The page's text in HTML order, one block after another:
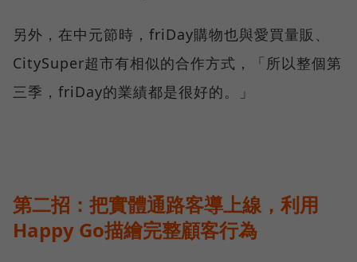
另外，在中元節時，friDay購物也與愛買量販、
CitySuper超市有相似的合作方式，「所以整個第
三季，friDay的業績都是很好的。」
第二招：把實體通路客導上線，利用
Happy Go描繪完整顧客行為